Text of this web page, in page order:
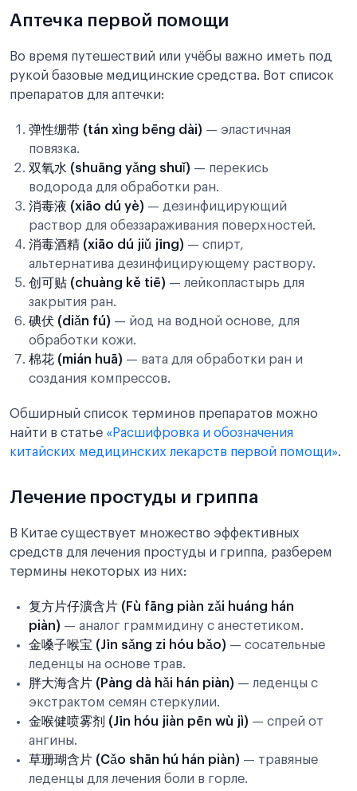
Аптечка первой помощи
Во время путешествий или учёбы важно иметь под
рукой базовые медицинские средства. Вот список
препаратов для аптечки:
弹性绷带 (tán xìng bēng dài) — эластичная
повязка.
双氧水 (shuāng yǎng shuǐ) — перекись
водорода для обработки ран.
消毒液 (xiāo dú yè) — дезинфицирующий
раствор для обеззараживания поверхностей.
消毒酒精 (xiāo dú jiǔ jīng) — спирт,
альтернатива дезинфицирующему раствору.
创可贴 (chuàng kě tiē) — лейкопластырь для
закрытия ран.
碘伏 (diǎn fú) — йод на водной основе, для
обработки кожи.
棉花 (mián huā) — вата для обработки ран и
создания компрессов.
Обширный список терминов препаратов можно
найти в статье «Расшифровка и обозначения
китайских медицинских лекарств первой помощи».
Лечение простуды и гриппа
В Китае существует множество эффективных
средств для лечения простуды и гриппа, разберем
термины некоторых из них:
复方片仔瀇含片 (Fù fāng piàn zǎi huáng hán
piàn) — аналог граммидину с анестетиком.
金嗓子喉宝 (Jīn sǎng zi hóu bǎo) — сосательные
леденцы на основе трав.
胖大海含片 (Pàng dà hǎi hán piàn) — леденцы с
экстрактом семян стеркулии.
金喉健喷雾剂 (Jīn hóu jiàn pēn wù jì) — спрей от
ангины.
草珊瑚含片 (Cǎo shān hú hán piàn) — травяные
леденцы для лечения боли в горле.